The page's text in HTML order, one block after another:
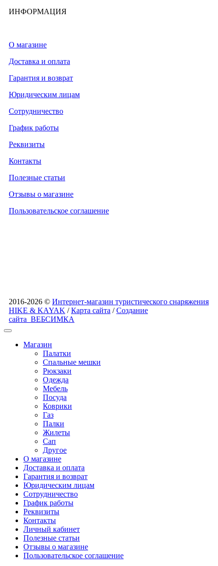
ИНФОРМАЦИЯ
О магазине
Доставка и оплата
Гарантия и возврат
Юридическим лицам
Сотрудничество
График работы
Реквизиты
Контакты
Полезные статьи
Отзывы о магазине
Пользовательское соглашение
2016-2026 © Интернет-магазин туристического снаряжения
HIKE & KAYAK /Карта сайта /Создание
сайта ВЕБСИМКА
Магазин
Палатки
Спальные мешки
Рюкзаки
Одежда
Мебель
Посуда
Коврики
Газ
Палки
Жилеты
Сап
Другое
О магазине
Доставка и оплата
Гарантия и возврат
Юридическим лицам
Сотрудничество
График работы
Реквизиты
Контакты
Личный кабинет
Полезные статьи
Отзывы о магазине
Пользовательское соглашение